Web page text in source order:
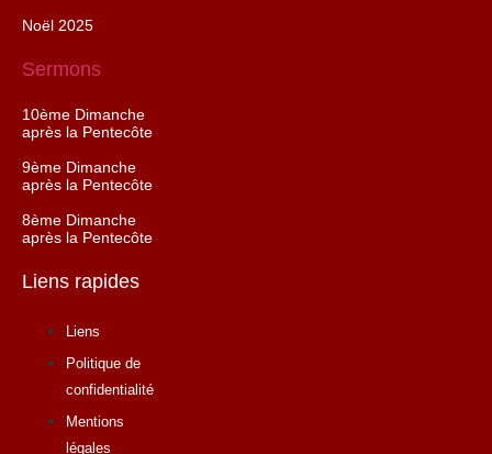
Noël 2025
Sermons
10ème Dimanche
après la Pentecôte
9ème Dimanche
après la Pentecôte
8ème Dimanche
après la Pentecôte
Liens rapides
Liens
Politique de
confidentialité
Mentions
légales